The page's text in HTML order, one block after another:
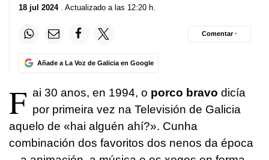
18 jul 2024. Actualizado a las 12:20 h.
Añade a La Voz de Galicia en Google
Comentar ·
F ai 30 anos, en 1994, o porco bravo dicía
por primeira vez na Televisión de Galicia
aquelo de «hai alguén ahí?». Cunha
combinación dos favoritos dos nenos da época